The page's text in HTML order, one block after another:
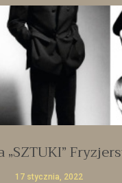
17 stycznia, 2022